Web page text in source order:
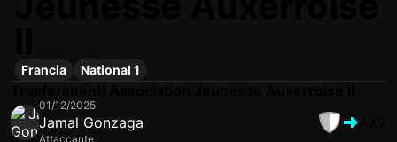
Francia National 1
01/12/2025
Jamal Gonzaga
Attaccante